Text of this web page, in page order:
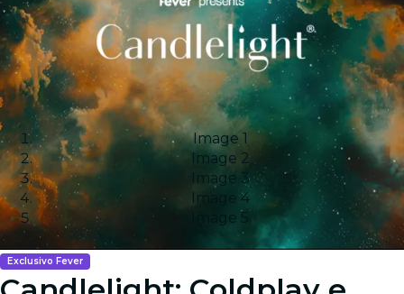
Image 1
Image 2
Image 3
Image 4
Image 5
Exclusivo Fever